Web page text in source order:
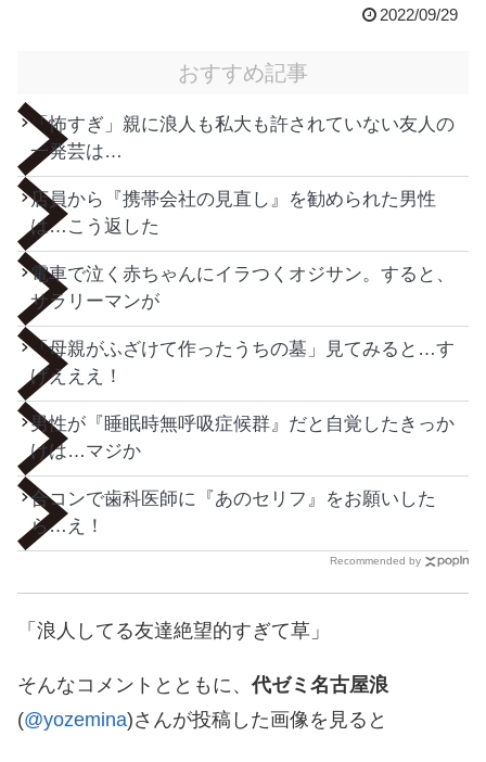
2022/09/29
おすすめ記事
「怖すぎ」親に浪人も私大も許されていない友人の
一発芸は…
店員から『携帯会社の見直し』を勧められた男性
は…こう返した
電車で泣く赤ちゃんにイラつくオジサン。すると、
サラリーマンが
「母親がふざけて作ったうちの墓」見てみると…す
げえええ！
男性が『睡眠時無呼吸症候群』だと自覚したきっか
けは…マジか
合コンで歯科医師に『あのセリフ』をお願いした
ら…え！
Recommended by
「浪人してる友達絶望的すぎて草」
そんなコメントとともに、代ゼミ名古屋浪
(@yozemina)さんが投稿した画像を見ると